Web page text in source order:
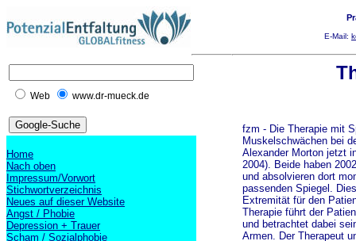
E-Mail:
Web www.dr-mueck.de
Home
Nach oben
Impressum/Vorwort
Stichwortverzeichnis
Neues auf dieser Website
Angst / Phobie
Depression + Trauer
Scham / Sozialphobie
fzm - Die Therapie mit
Muskelschwächen bei
Alexander Morton jetzt
2004). Beide haben
und absolvieren dort
passenden Spiegel.
Extremität für den
Therapie führt der
und betrachtet dabei
Armen. Der Therapeut